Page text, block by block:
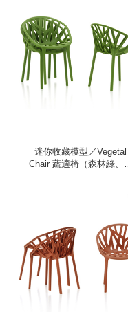
迷你收藏模型／Vegetal
Chair 蔬適椅（森林綠、三